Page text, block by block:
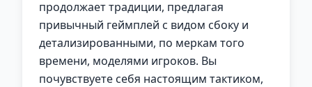
продолжает традиции, предлагая
привычный геймплей с видом сбоку и
детализированными, по меркам того
времени, моделями игроков. Вы
почувствуете себя настоящим тактиком,